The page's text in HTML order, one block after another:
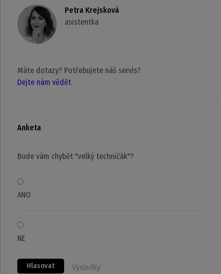
Petra Krejsková
asistentka
Máte dotazy? Potřebujete náš servis?
Dejte nám vědět.
Anketa
Bude vám chybět "velký techničák"?
ANO
NE
Hlasovat Výsledky